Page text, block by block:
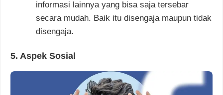
informasi lainnya yang bisa saja tersebar
secara mudah. Baik itu disengaja maupun tidak
disengaja.
5. Aspek Sosial